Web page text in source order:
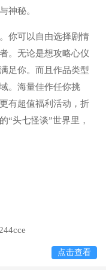
神秘。
你可以自由选择剧情
。无论是想攻略心仪
足你。而且作品类型
。海量佳作任你挑
有超值福利活动，折
“头七怪谈”世界里，
点击查看